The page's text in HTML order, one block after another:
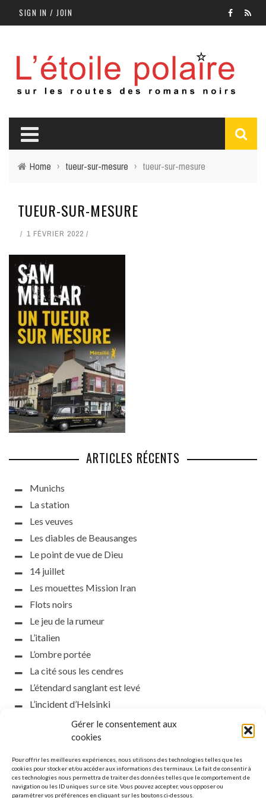
Gérer le consentement aux
cookies
Pour offrir les meilleures expériences, nous utilisons des technologies telles que les
cookies pour stocker et/ou accéder aux informations des terminaux. Le fait de consentir à
ces technologies nous permettra de traiter des données telles que le comportement de
navigation ou les ID uniques sur ce site. Vous pouvez accepter, vous opposer ou
paramétrer vos préférences en cliquant sur les boutons ci-dessous.
SIGN IN / JOIN
Home › tueur-sur-mesure › tueur-sur-mesure
TUEUR-SUR-MESURE
1 FÉVRIER 2022
ARTICLES RÉCENTS
Munichs
La station
Les veuves
Les diables de Beausanges
Le point de vue de Dieu
14 juillet
Les mouettes Mission Iran
Flots noirs
Le jeu de la rumeur
L’italien
L’ombre portée
La cité sous les cendres
L’étendard sanglant est levé
L’incident d’Helsinki
la petite fasciste
Toutes les nuances de la nuit
Que s’obscurcissent le soleil et la lumière
Le silence